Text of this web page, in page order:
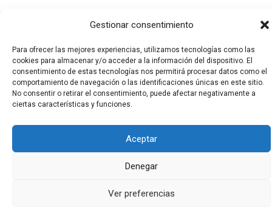
Gestionar consentimiento
Para ofrecer las mejores experiencias, utilizamos tecnologías como las
cookies para almacenar y/o acceder a la información del dispositivo. El
consentimiento de estas tecnologías nos permitirá procesar datos como el
comportamiento de navegación o las identificaciones únicas en este sitio.
No consentir o retirar el consentimiento, puede afectar negativamente a
ciertas características y funciones.
Aceptar
Denegar
Ver preferencias
Todos los derechos © 2026 El Funerario Digital | Funciona
gracias aTema Astra para WordPress